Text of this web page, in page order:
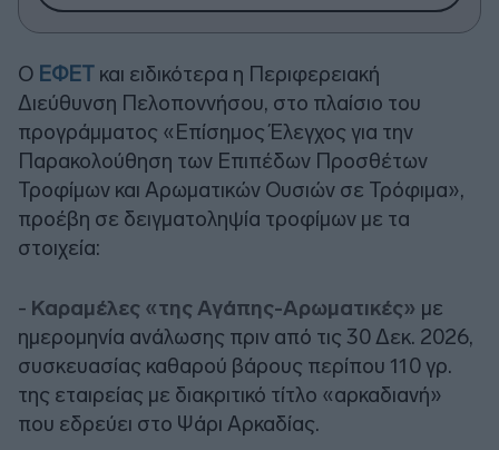
Ο ΕΦΕΤ και ειδικότερα η Περιφερειακή
Διεύθυνση Πελοποννήσου, στο πλαίσιο του
προγράμματος «Επίσημος Έλεγχος για την
Παρακολούθηση των Επιπέδων Προσθέτων
Τροφίμων και Αρωματικών Ουσιών σε Τρόφιμα»,
προέβη σε δειγματοληψία τροφίμων με τα
στοιχεία:
- Καραμέλες «της Αγάπης-Αρωματικές» με
ημερομηνία ανάλωσης πριν από τις 30 Δεκ. 2026,
συσκευασίας καθαρού βάρους περίπου 110 γρ.
της εταιρείας με διακριτικό τίτλο «αρκαδιανή»
που εδρεύει στο Ψάρι Αρκαδίας.